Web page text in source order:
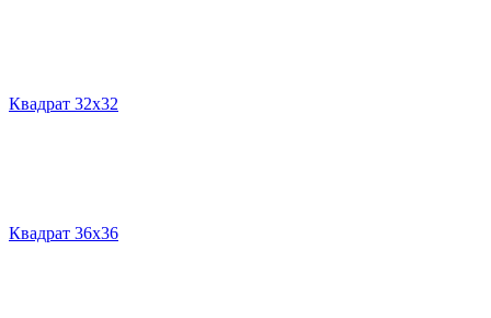
Квадрат 32х32
Квадрат 36х36